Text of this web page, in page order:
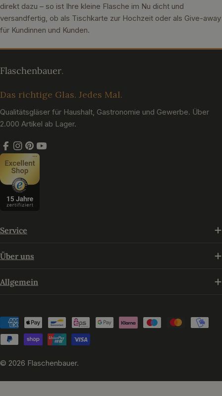
direkt dazu – so ist Ihre kleine Flasche im Nu dicht und
versandfertig, ob als Tischkarte zur Hochzeit oder als Give-away
für Kundinnen und Kunden.
Das richtige Glas. Jedes Mal.
Qualitätsgläser für Haushalt, Gastronomie und Gewerbe. Über
2.000 Artikel ab Lager.
Facebook
Instagram
Pinterest
YouTube
Service
Über uns
Allgemein
Zahlungsmethoden
© 2026 Flaschenbauer.